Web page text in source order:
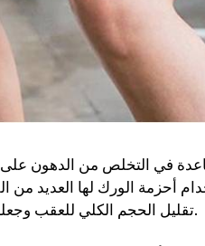
في التخلص من الدهون
أحزمة الورك لها العديد من
تقليل الحجم الكلي للعقب.